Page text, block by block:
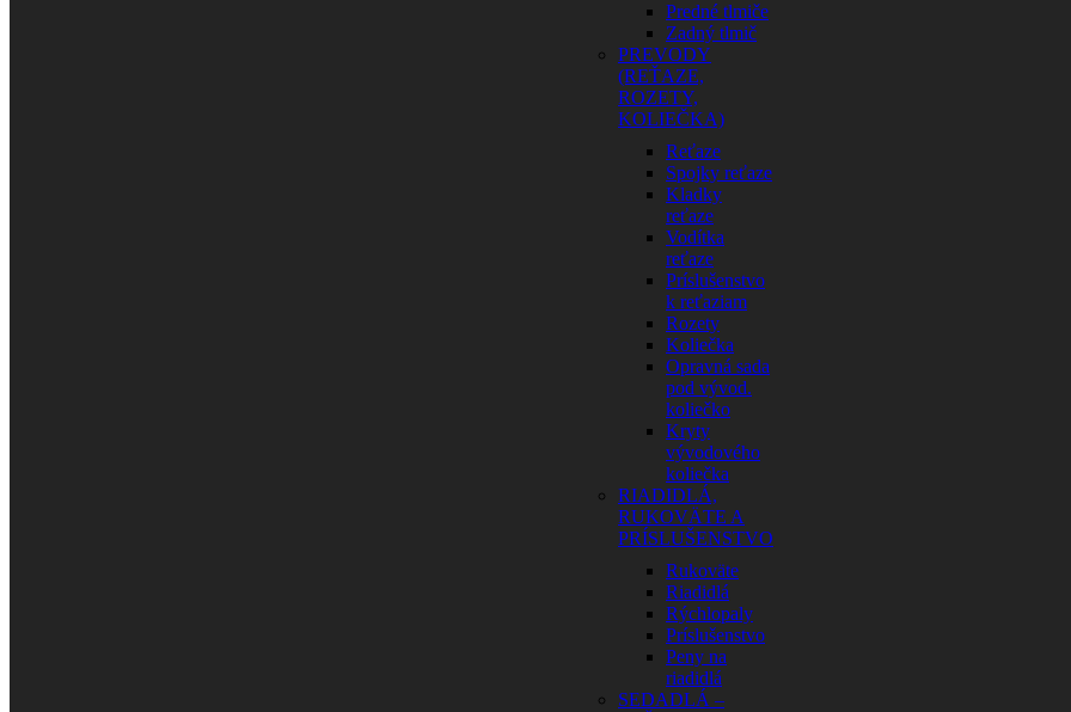
Predné tlmiče
Zadný tlmič
PREVODY
(REŤAZE,
ROZETY,
KOLIEČKA)
Reťaze
Spojky reťaze
Kladky
reťaze
Vodítka
reťaze
Príslušenstvo
k reťaziam
Rozety
Koliečka
Opravná sada
pod vývod.
koliečko
Kryty
vývodového
koliečka
RIADIDLÁ,
RUKOVÄTE A
PRÍSLUŠENSTVO
Rukoväte
Riadidlá
Rýchlopaly
Príslušenstvo
Peny na
riadidlá
SEDADLÁ –